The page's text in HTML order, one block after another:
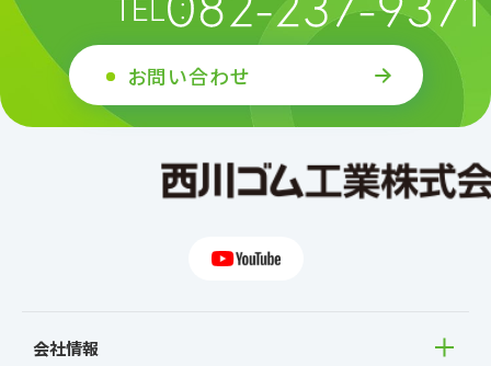
お問い合わせ
会社情報